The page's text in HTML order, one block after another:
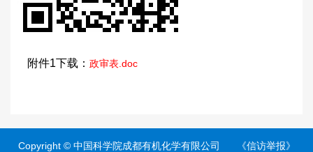
附件1下载： 政审表.doc
Copyright © 中国科学院成都有机化学有限公司
《信访举报》